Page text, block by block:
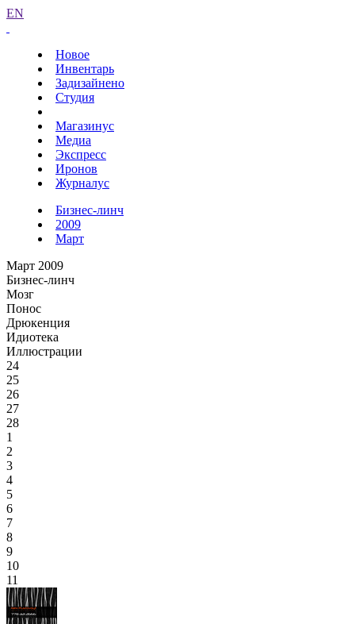
EN
Новое
Инвентарь
Задизайнено
Студия
Магазинус
Медиа
Экспресс
Иронов
Журналус
Бизнес-линч
2009
Март
Март 2009
Бизнес-линч
Мозг
Понос
Дрюкенция
Идиотека
Иллюстрации
24
25
26
27
28
1
2
3
4
5
6
7
8
9
10
11